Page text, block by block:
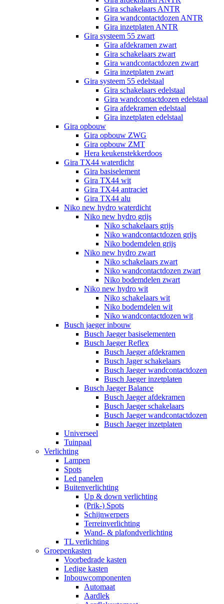
Gira schakelaars ANTR
Gira wandcontactdozen ANTR
Gira inzetplaten ANTR
Gira systeem 55 zwart
Gira afdekramen zwart
Gira schakelaars zwart
Gira wandcontactdozen zwart
Gira inzetplaten zwart
Gira systeem 55 edelstaal
Gira schakelaars edelstaal
Gira wandcontactdozen edelstaal
Gira afdekramen edelstaal
Gira inzetplaten edelstaal
Gira opbouw
Gira opbouw ZWG
Gira opbouw ZMT
Hera keukenstekkerdoos
Gira TX44 waterdicht
Gira basiselement
Gira TX44 wit
Gira TX44 antraciet
Gira TX44 alu
Niko new hydro waterdicht
Niko new hydro grijs
Niko schakelaars grijs
Niko wandcontactdozen grijs
Niko bodemdelen grijs
Niko new hydro zwart
Niko schakelaars zwart
Niko wandcontactdozen zwart
Niko bodemdelen zwart
Niko new hydro wit
Niko schakelaars wit
Niko bodemdelen wit
Niko wandcontactdozen wit
Busch jaeger inbouw
Busch Jaeger basiselementen
Busch Jaeger Reflex
Busch Jaeger afdekramen
Busch Jager schakelaars
Busch Jaeger wandcontactdozen
Busch Jaeger inzetplaten
Busch Jaeger Balance
Busch Jaeger afdekramen
Busch Jaeger schakelaars
Busch Jaeger wandcontactdozen
Busch Jaeger inzetplaten
Universeel
Tuinpaal
Verlichting
Lampen
Spots
Led panelen
Buitenverlichting
Up & down verlichting
(Prik-) Spots
Schijnwerpers
Terreinverlichting
Wand- & plafondverlichting
TL verlichting
Groepenkasten
Voorbedrade kasten
Ledige kasten
Inbouwcomponenten
Automaat
Aardlek